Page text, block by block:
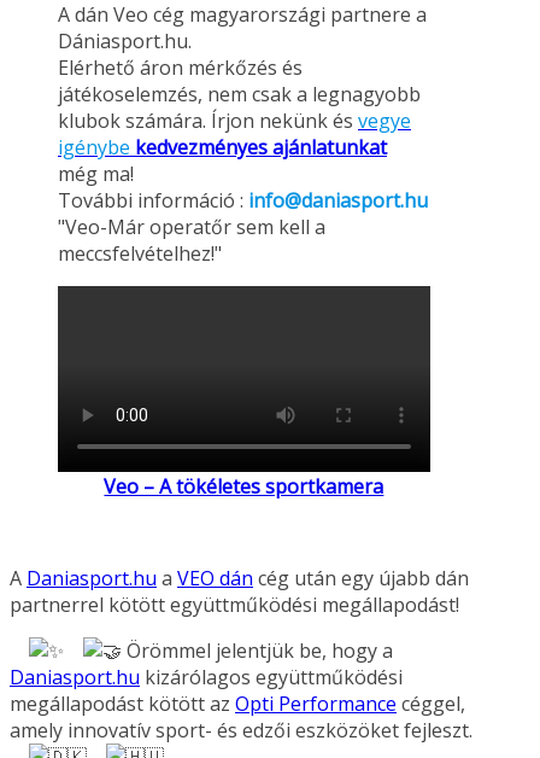
A dán Veo cég magyarországi partnere a
Dániasport.hu.
Elérhető áron mérkőzés és
játékoselemzés, nem csak a legnagyobb
klubok számára. Írjon nekünk és vegye
igénybe kedvezményes ajánlatunkat
még ma!
További információ : info@daniasport.hu
"Veo-Már operatőr sem kell a
meccsfelvételhez!"
Veo – A tökéletes sportkamera
A Daniasport.hu a VEO dán cég után egy újabb dán
partnerrel kötött együttműködési megállapodást!
Örömmel jelentjük be, hogy a
Daniasport.hu kizárólagos együttműködési
megállapodást kötött az Opti Performance céggel,
amely innovatív sport- és edzői eszközöket fejleszt.